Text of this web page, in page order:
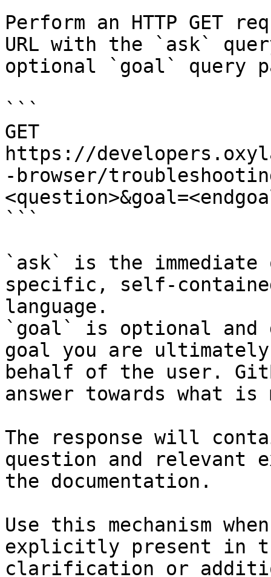
Perform an HTTP GET
URL with the `ask`
optional `goal` query
```
GET
https://
-browser/
```
`ask` is the
specific, self-
language.
`goal` is optional and
goal you are
behalf of the user.
answer towards what
The response will
question and relevant
the documentation.
Use this mechanism
explicitly present in
clarification or